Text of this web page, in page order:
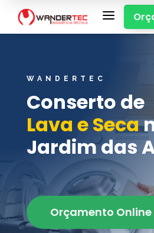
a
WANDERTEC
Conserto de
Lava e Seca
Jardim das
Orçamento Online